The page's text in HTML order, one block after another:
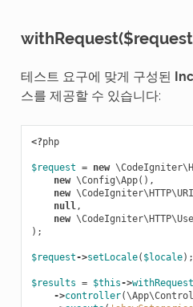
테스트 요구에 맞게 구성된
스를 제공할 수 있습니다:
<?php
$request = new
new \Config\App(),
new \CodeIgniter\HTTP\URI
null,
new
);
$request->setLocale( $locale);
$results = $this->withRequest
->controller(